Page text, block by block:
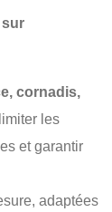
sur
cornadis,
les
et garantir
adaptées